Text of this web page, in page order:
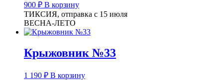
900 ₽ В корзину
ТИКСИЯ, отправка с 15 июля
ВЕСНА-ЛЕТО
Крыжовник №33
1 190 ₽ В корзину